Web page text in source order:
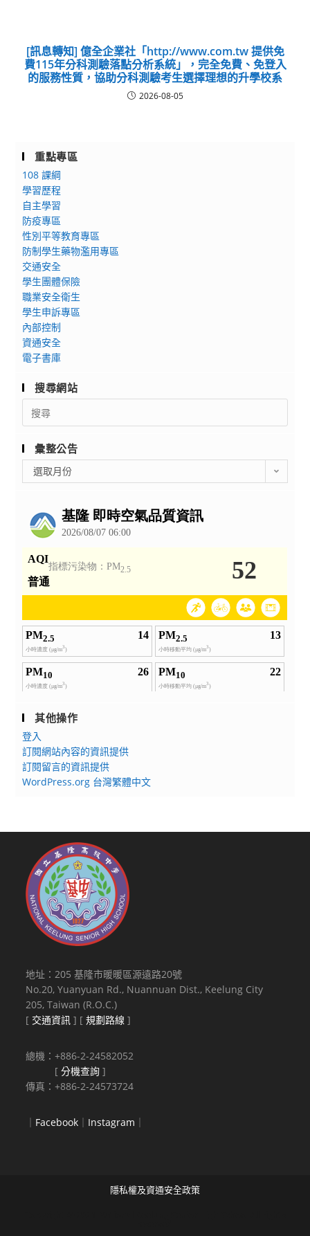
[訊息轉知] 億全企業社「http://www.com.tw 提供免
費115年分科測驗落點分析系統」，完全免費、免登入
的服務性質，協助分科測驗考生選擇理想的升學校系
2026-08-05
重點專區
108 課綱
學習歷程
自主學習
防疫專區
性別平等教育專區
防制學生藥物濫用專區
交通安全
學生團體保險
職業安全衛生
學生申訴專區
內部控制
資通安全
電子書庫
搜尋網站
Search
for:
彙整公告
整
選取月份
其他操作
登入
訂閱網站內容的資訊提供
訂閱留言的資訊提供
WordPress.org 台灣繁體中文
地址：205 基隆市暖暖區源遠路20號
No.20, Yuanyuan Rd., Nuannuan Dist., Keelung City
205, Taiwan (R.O.C.)
[ 交通資訊 ] [規劃路線 ]
總機：+886-2-24582052
[分機查詢 ]
傳真：+886-2-24573724
Facebook Instagram
隱私權及資通安全政策